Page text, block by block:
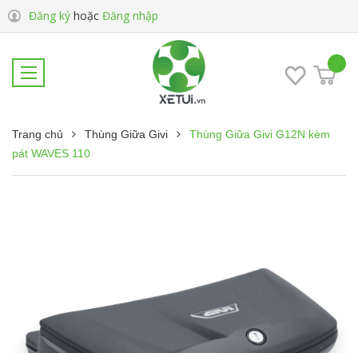
Đăng ký hoặc Đăng nhập
Trang chủ Thùng Giữa Givi
Thùng Giữa Givi G12N kèm
pát WAVES 110